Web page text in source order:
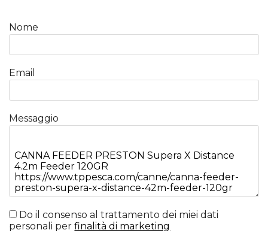
Nome
Email
Messaggio
Do il consenso al trattamento dei miei dati
personali perfinalità di marketing